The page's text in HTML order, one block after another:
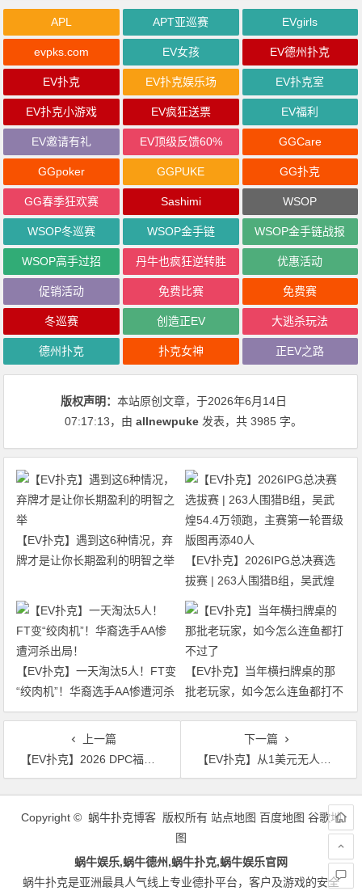
APL APT亚巡赛 EVgirls
evpks.com EV女孩 EV德州扑克
EV扑克 EV扑克娱乐场 EV扑克室
EV扑克小游戏 EV疯狂送票 EV福利
EV邀请有礼 EV顶级反馈60% GGCare
GGpoker GGPUKE GG扑克
GG春季狂欢赛 Sashimi WSOP
WSOP冬巡赛 WSOP金手链 WSOP金手链战报
WSOP高手过招 丹牛也疯狂逆转胜 优惠活动
促销活动 免费比赛 免费赛
冬巡赛 创造正EV 大逃杀玩法
德州扑克 扑克女神 正EV之路
版权声明：本站原创文章，于2026年6月14日
07:17:13，由allnewpuke 发表，共 3985 字。
【EV扑克】遇到这6种情况，弃
牌才是让你长期盈利的明智之举
【EV扑克】2026IPG总决赛选
拔赛 | 263人围猎B组，吴武煌
54.4万领跑，主赛第一轮晋级版
【EV扑克】一天淘汰5人！FT变
“绞肉机”！华裔选手AA惨遭河杀
出局！
【EV扑克】当年横扫牌桌的那
批老玩家，如今怎么连鱼都打不
过了
上一篇
【EV扑克】2026 DPC福州巡游赛首日：团队赛35队激战，“TopLuck战队”夺冠；开幕赛141人参赛21人晋级
下一篇
【EV扑克】从1美元无人问津到金手链得主：陈东击败8条金手链传奇，再创华人扑克新高度
文
Copyright © 蜗牛扑克博客 版权所有 站点地图 百度地图 谷歌地
图
蜗牛娱乐,蜗牛德州,蜗牛扑克,蜗牛娱乐官网
蜗牛扑克是亚洲最具人气线上专业德扑平台，客户及游戏的安全